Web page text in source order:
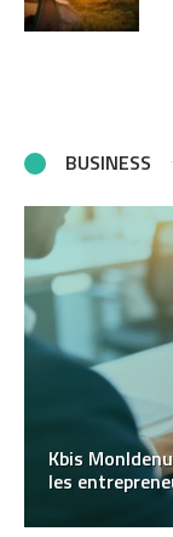
BUSINESS
Kbis
les